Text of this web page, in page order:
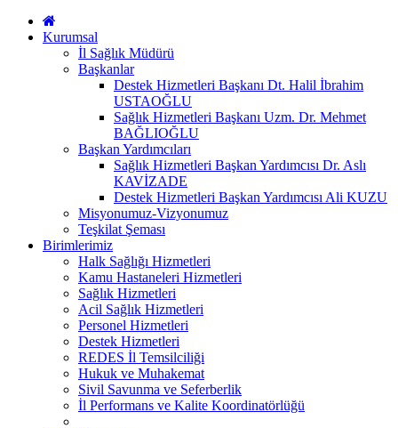
Kurumsal
İl Sağlık Müdürü
Başkanlar
Destek Hizmetleri Başkanı Dt. Halil İbrahim
USTAOĞLU
Sağlık Hizmetleri Başkanı Uzm. Dr. Mehmet
BAĞLIOĞLU
Başkan Yardımcıları
Sağlık Hizmetleri Başkan Yardımcısı Dr. Aslı
KAVİZADE
Destek Hizmetleri Başkan Yardımcısı Ali KUZU
Misyonumuz-Vizyonumuz
Teşkilat Şeması
Birimlerimiz
Halk Sağlığı Hizmetleri
Kamu Hastaneleri Hizmetleri
Sağlık Hizmetleri
Acil Sağlık Hizmetleri
Personel Hizmetleri
Destek Hizmetleri
REDES İl Temsilciliği
Hukuk ve Muhakemat
Sivil Savunma ve Seferberlik
İl Performans ve Kalite Koordinatörlüğü